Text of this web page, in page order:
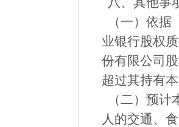
（一）依据
业银行股权
份有限公司
超过其持有
（二）预计
人的交通、